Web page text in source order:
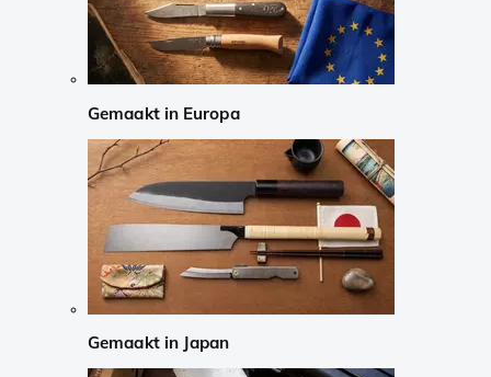
Gemaakt in Europa
Gemaakt in Japan